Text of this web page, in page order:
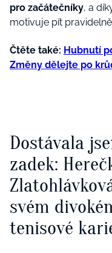
pro začátečníky, a
motivuje pít
Čtěte také: Hubnutí
Změny dělejte po
Dostávala
zadek:
svém
tenisové